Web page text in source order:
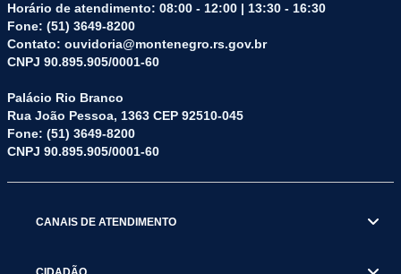
Horário de atendimento: 08:00 - 12:00 | 13:30 - 16:30
Fone: (51) 3649-8200
Contato: ouvidoria@montenegro.rs.gov.br
CNPJ 90.895.905/0001-60
Palácio Rio Branco
Rua João Pessoa, 1363 CEP 92510-045
Fone: (51) 3649-8200
CNPJ 90.895.905/0001-60
CANAIS DE ATENDIMENTO